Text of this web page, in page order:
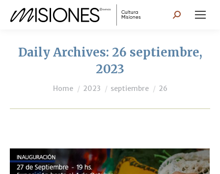
Search:
Daily Archives: 26 septiembre,
2023
You are here:
Home 2023 septiembre 26